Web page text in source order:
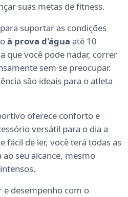
suas metas de fitness.
suportar as condições
à prova d'água até 10
que você pode nadar, correr
sem se preocupar.
são ideais para o atleta
oferece conforto e
versátil para o dia a
fácil de ler, você terá todas as
seu alcance, mesmo
e desempenho com o